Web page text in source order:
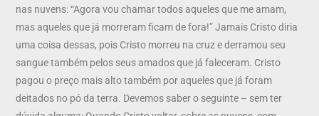
nas nuvens: “Agora vou chamar todos aqueles que me amam,
mas aqueles que já morreram ficam de fora!” Jamais Cristo diria
uma coisa dessas, pois Cristo morreu na cruz e derramou seu
sangue também pelos seus amados que já faleceram. Cristo
pagou o preço mais alto também por aqueles que já foram
deitados no pó da terra. Devemos saber o seguinte – sem ter